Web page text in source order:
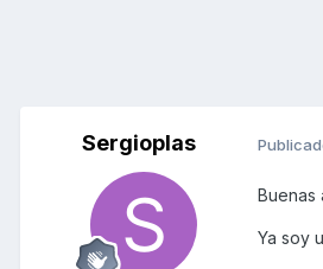
Sergioplas
Buenas
Ya soy